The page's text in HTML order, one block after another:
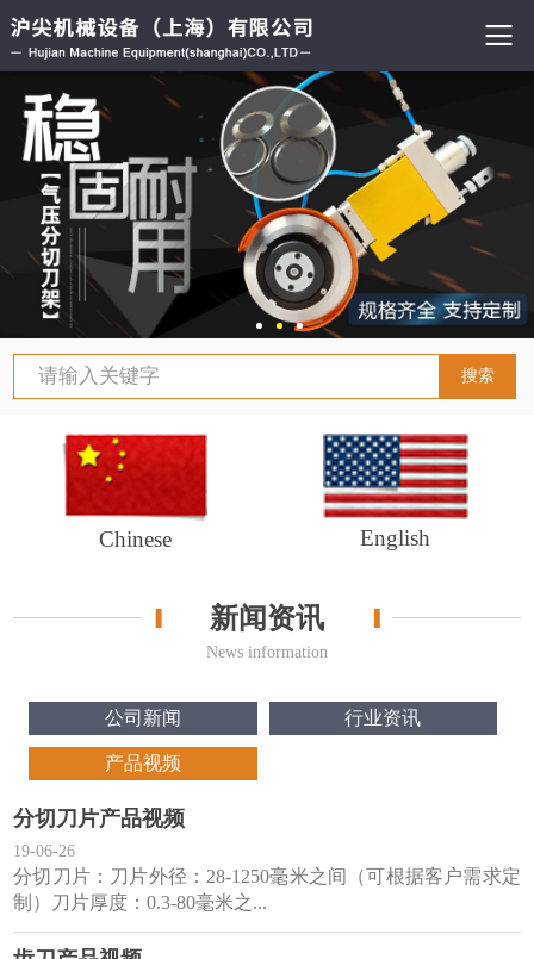
Chinese English
新闻资讯
News information
公司新闻 行业资讯
产品视频
分切刀片产品视频
19-06-26
分切刀片：刀片外径：28-1250毫米之间（可根据客户需求定
制）刀片厚度：0.3-80毫米之...